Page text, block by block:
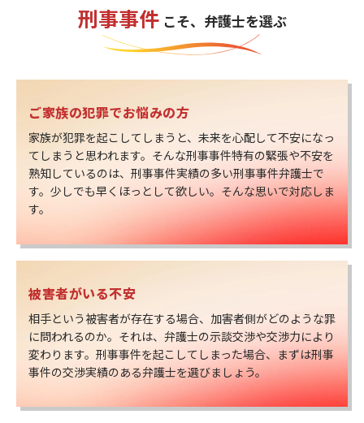
刑事事件こそ、弁護士を選ぶ
ご家族の犯罪でお悩みの方
家族が犯罪を起こしてしまうと、未来を心配して不安になっ
てしまうと思われます。そんな刑事事件特有の緊張や不安を
熟知しているのは、刑事事件実績の多い刑事事件弁護士で
す。少しでも早くほっとして欲しい。そんな思いで対応しま
す。
被害者がいる不安
相手という被害者が存在する場合、加害者側がどのような罪
に問われるのか。それは、弁護士の示談交渉や交渉力により
変わります。刑事事件を起こしてしまった場合、まずは刑事
事件の交渉実績のある弁護士を選びましょう。